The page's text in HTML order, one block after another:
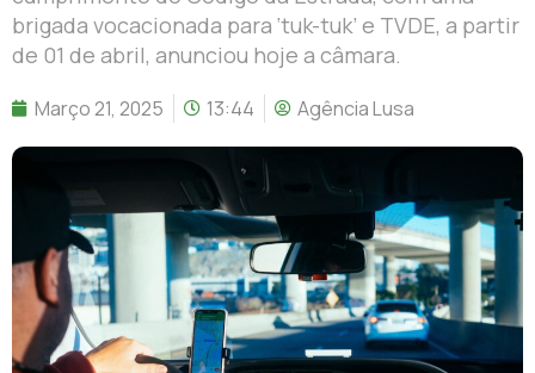
brigada vocacionada para ‘tuk-tuk’ e TVDE, a partir
de 01 de abril, anunciou hoje a câmara.
Março 21, 2025 13:44 Agência Lusa